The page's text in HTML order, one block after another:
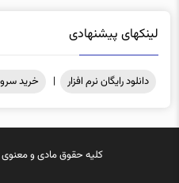
دانلود رایگان نرم افزار
کلیه حقوق مادی و معنوی